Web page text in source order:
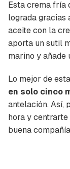
Esta crema fría
lograda gracias
aceite con la
aporta un sutil
marino y añade
Lo mejor de
en solo cinco
antelación. Así,
hora y
buena